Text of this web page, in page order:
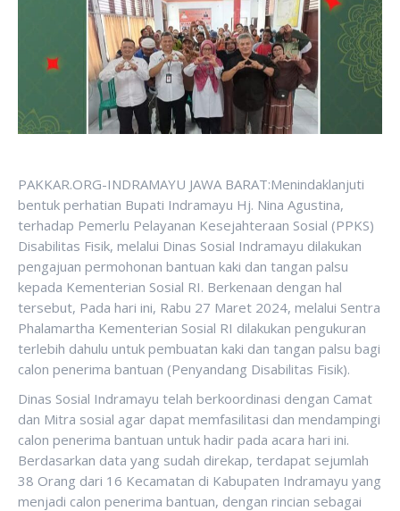
PAKKAR.ORG-INDRAMAYU JAWA BARAT:Menindaklanjuti
bentuk perhatian Bupati Indramayu Hj. Nina Agustina,
terhadap Pemerlu Pelayanan Kesejahteraan Sosial (PPKS)
Disabilitas Fisik, melalui Dinas Sosial Indramayu dilakukan
pengajuan permohonan bantuan kaki dan tangan palsu
kepada Kementerian Sosial RI. Berkenaan dengan hal
tersebut, Pada hari ini, Rabu 27 Maret 2024, melalui Sentra
Phalamartha Kementerian Sosial RI dilakukan pengukuran
terlebih dahulu untuk pembuatan kaki dan tangan palsu bagi
calon penerima bantuan (Penyandang Disabilitas Fisik).
Dinas Sosial Indramayu telah berkoordinasi dengan Camat
dan Mitra sosial agar dapat memfasilitasi dan mendampingi
calon penerima bantuan untuk hadir pada acara hari ini.
Berdasarkan data yang sudah direkap, terdapat sejumlah
38 Orang dari 16 Kecamatan di Kabupaten Indramayu yang
menjadi calon penerima bantuan, dengan rincian sebagai